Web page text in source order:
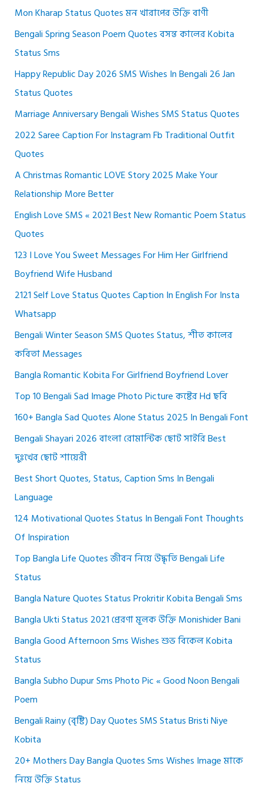
Mon Kharap Status Quotes মন খারাপের উক্তি বাণী
Bengali Spring Season Poem Quotes বসন্ত কালের Kobita
Status Sms
Happy Republic Day 2026 SMS Wishes In Bengali 26 Jan
Status Quotes
Marriage Anniversary Bengali Wishes SMS Status Quotes
2022 Saree Caption For Instagram Fb Traditional Outfit
Quotes
A Christmas Romantic LOVE Story 2025 Make Your
Relationship More Better
English Love SMS « 2021 Best New Romantic Poem Status
Quotes
123 I Love You Sweet Messages For Him Her Girlfriend
Boyfriend Wife Husband
2121 Self Love Status Quotes Caption In English For Insta
Whatsapp
Bengali Winter Season SMS Quotes Status, শীত কালের
কবিতা Messages
Bangla Romantic Kobita For Girlfriend Boyfriend Lover
Top 10 Bengali Sad Image Photo Picture কষ্টের Hd ছবি
160+ Bangla Sad Quotes Alone Status 2025 In Bengali Font
Bengali Shayari 2026 বাংলা রোমান্টিক ছোট সাইরি Best
দুঃখের ছোট শায়েরী
Best Short Quotes, Status, Caption Sms In Bengali
Language
124 Motivational Quotes Status In Bengali Font Thoughts
Of Inspiration
Top Bangla Life Quotes জীবন নিয়ে উদ্ধৃতি Bengali Life
Status
Bangla Nature Quotes Status Prokritir Kobita Bengali Sms
Bangla Ukti Status 2021 প্রেরণা মূলক উক্তি Monishider Bani
Bangla Good Afternoon Sms Wishes শুভ বিকেল Kobita
Status
Bangla Subho Dupur Sms Photo Pic « Good Noon Bengali
Poem
Bengali Rainy (বৃষ্টি) Day Quotes SMS Status Bristi Niye
Kobita
20+ Mothers Day Bangla Quotes Sms Wishes Image মাকে
নিয়ে উক্তি Status